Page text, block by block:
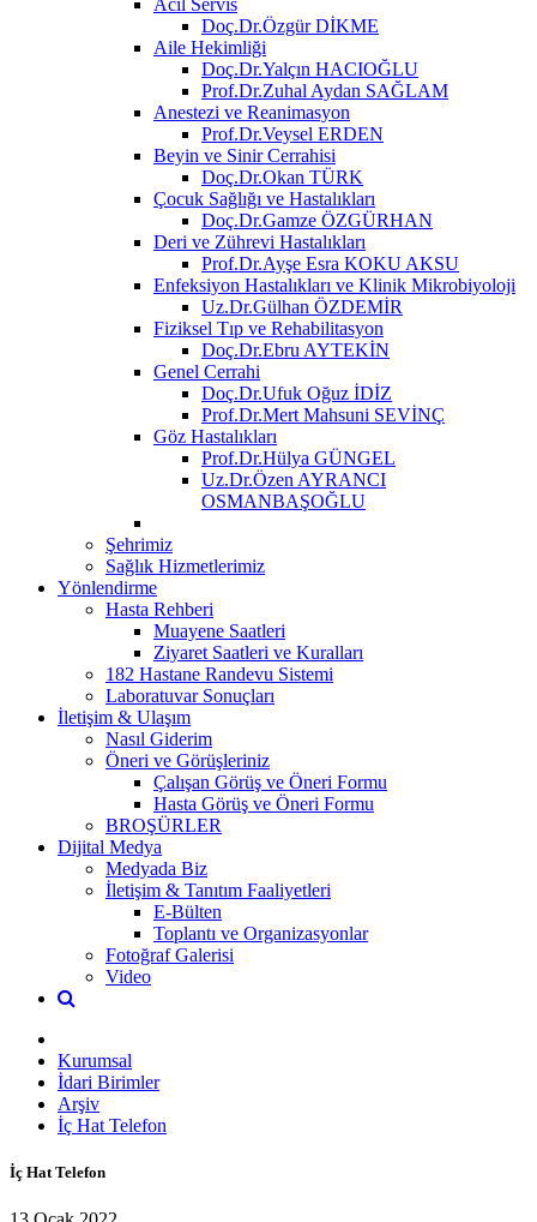
Doç.Dr.Özgür DİKME
Aile Hekimliği
Doç.Dr.Yalçın HACIOĞLU
Prof.Dr.Zuhal Aydan SAĞLAM
Anestezi ve Reanimasyon
Prof.Dr.Veysel ERDEN
Beyin ve Sinir Cerrahisi
Doç.Dr.Okan TÜRK
Çocuk Sağlığı ve Hastalıkları
Doç.Dr.Gamze ÖZGÜRHAN
Deri ve Zührevi Hastalıkları
Prof.Dr.Ayşe Esra KOKU AKSU
Enfeksiyon Hastalıkları ve Klinik Mikrobiyoloji
Uz.Dr.Gülhan ÖZDEMİR
Fiziksel Tıp ve Rehabilitasyon
Doç.Dr.Ebru AYTEKİN
Genel Cerrahi
Doç.Dr.Ufuk Oğuz İDİZ
Prof.Dr.Mert Mahsuni SEVİNÇ
Göz Hastalıkları
Prof.Dr.Hülya GÜNGEL
Uz.Dr.Özen AYRANCI
OSMANBAŞOĞLU
Şehrimiz
Sağlık Hizmetlerimiz
Yönlendirme
Hasta Rehberi
Muayene Saatleri
Ziyaret Saatleri ve Kuralları
182 Hastane Randevu Sistemi
Laboratuvar Sonuçları
İletişim & Ulaşım
Nasıl Giderim
Öneri ve Görüşleriniz
Çalışan Görüş ve Öneri Formu
Hasta Görüş ve Öneri Formu
BROŞÜRLER
Dijital Medya
Medyada Biz
İletişim & Tanıtım Faaliyetleri
E-Bülten
Toplantı ve Organizasyonlar
Fotoğraf Galerisi
Video
Kurumsal
İdari Birimler
Arşiv
İç Hat Telefon
İç Hat Telefon